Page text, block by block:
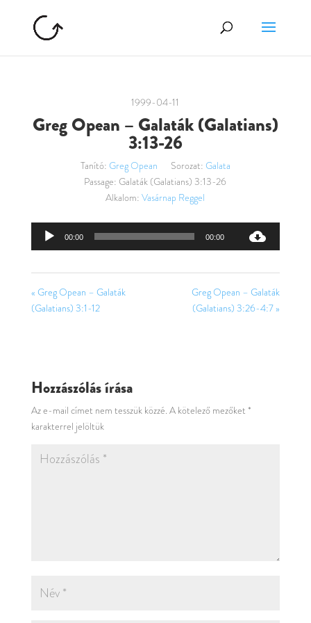
1999-04-11
Greg Opean – Galaták (Galatians)
3:13-26
Tanító: Greg Opean Sorozat: Galata
Passage: Galaták (Galatians) 3:13-26
Alkalom: Vasárnap Reggel
Audió
00:00 00:00
« Greg Opean – Galaták
(Galatians) 3:1-12
Greg Opean – Galaták
(Galatians) 3:26-4:7 »
Hozzászólás írása
Az e-mail címet nem tesszük közzé. A kötelező mezőket *
karakterrel jelöltük